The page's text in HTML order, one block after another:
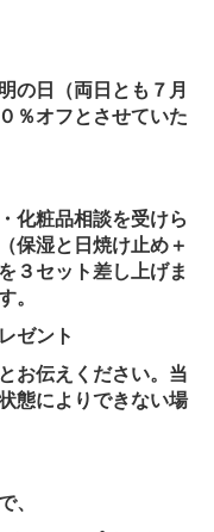
の日（両日とも７月
％オフとさせていた
化粧品相談を受けら
保湿と日焼け止め＋
３セット差し上げま
。
ゼント
お伝えください。当
態によりできない場
、